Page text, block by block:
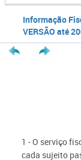
Informação
VERSÃO até
1 - O serviço
cada sujeito